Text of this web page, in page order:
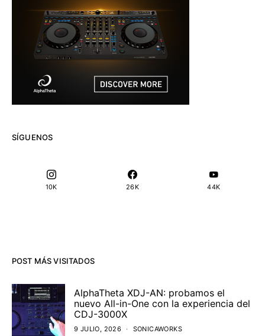
SÍGUENOS
10K 26K 44K
POST MÁS VISITADOS
AlphaTheta XDJ-AN: probamos el
nuevo All-in-One con la experiencia del
CDJ-3000X
9 JULIO, 2026 SONICAWORKS